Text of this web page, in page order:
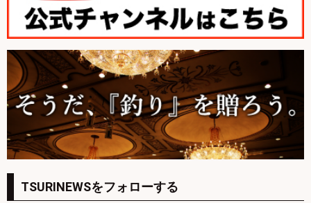
TSURINEWSをフォローする